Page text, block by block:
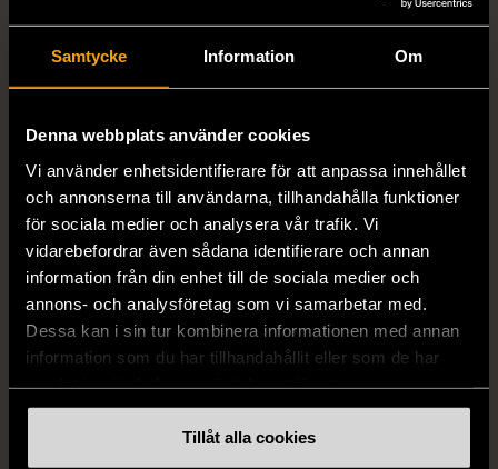
Samtycke Information Om
Denna webbplats använder cookies
Vi använder enhetsidentifierare för att anpassa innehållet
och annonserna till användarna, tillhandahålla funktioner
för sociala medier och analysera vår trafik. Vi
vidarebefordrar även sådana identifierare och annan
information från din enhet till de sociala medier och
annons- och analysföretag som vi samarbetar med.
Dessa kan i sin tur kombinera informationen med annan
information som du har tillhandahållit eller som de har
Tillåt alla cookies
1/5
DRESSMANN
Dressmann -
Kostymbyxor med
pressveck
Gott skick
159 kr
1/5
BONDELID
Bondelid - Randig skjorta
- Blå vit
XL (52)
Mycket gott skick
199 kr